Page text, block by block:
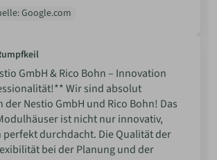
Google.com
GmbH & Rico Bohn – Innovation
Wir sind absolut
der Nestio GmbH und Rico Bohn! Das
ist nicht nur innovativ,
perfekt durchdacht. Die Qualität der
bei der Planung und der